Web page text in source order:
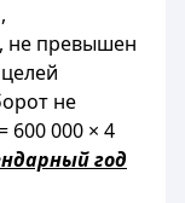
, не превышен
не
600 000 × 4
год